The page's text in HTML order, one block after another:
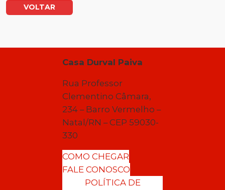
VOLTAR
Casa Durval Paiva
Rua Professor
Clementino Câmara,
234 – Barro Vermelho –
Natal/RN – CEP 59030-
330
COMO CHEGAR
FALE CONOSCO
POLÍTICA DE